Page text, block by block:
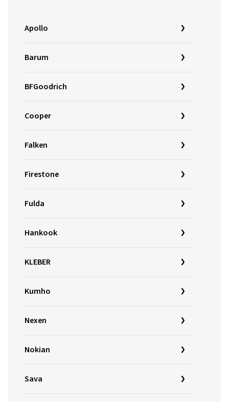
Apollo
Barum
BFGoodrich
Cooper
Falken
Firestone
Fulda
Hankook
KLEBER
Kumho
Nexen
Nokian
Sava